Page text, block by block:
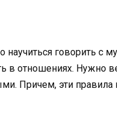
говорить с
в отношениях. Нужно
Причем, эти правила